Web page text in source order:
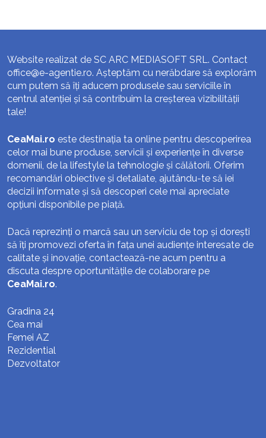
Website realizat de SC ARC MEDIASOFT SRL. Contact
office@e-agentie.ro. Așteptăm cu nerăbdare să explorăm
cum putem să îți aducem produsele sau serviciile în
centrul atenției și să contribuim la creșterea vizibilității
tale!
CeaMai.ro este destinația ta online pentru descoperirea
celor mai bune produse, servicii și experiențe în diverse
domenii, de la lifestyle la tehnologie și călătorii. Oferim
recomandări obiective și detaliate, ajutându-te să iei
decizii informate și să descoperi cele mai apreciate
opțiuni disponibile pe piață.
Dacă reprezinți o marcă sau un serviciu de top și dorești
să îți promovezi oferta în fața unei audiențe interesate de
calitate și inovație, contactează-ne acum pentru a
discuta despre oportunitățile de colaborare pe
CeaMai.ro.
Gradina 24
Cea mai
Femei AZ
Rezidential
Dezvoltator